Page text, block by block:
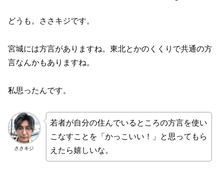
どうも。ささキジです。
宮城には方言がありますね。東北とかのくくりで共通の方
言なんかもありますね。
私思ったんです。
ささキジ
若者が自分の住んでいるところの方言を使い
こなすことを「かっこいい！」と思ってもら
えたら嬉しいな。